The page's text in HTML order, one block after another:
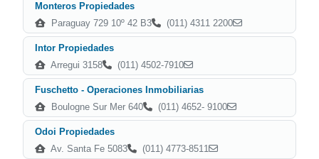
Monteros Propiedades
Paraguay 729 10º 42 B3
(011) 4311 2200
Intor Propiedades
Arregui 3158
(011) 4502-7910
Fuschetto - Operaciones Inmobiliarias
Boulogne Sur Mer 640
(011) 4652- 9100
Odoi Propiedades
Av. Santa Fe 5083
(011) 4773-8511